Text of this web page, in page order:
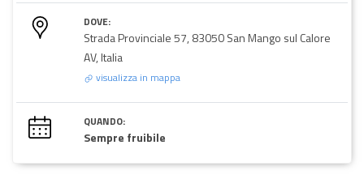
DOVE:
Strada Provinciale 57, 83050 San Mango sul Calore
AV, Italia
visualizza in mappa
QUANDO:
Sempre fruibile